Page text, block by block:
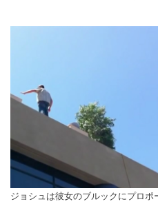
ジョシュは彼女のブルックにプロポ